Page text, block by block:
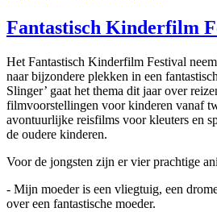
Fantastisch Kinderfilm
Het Fantastisch Kinderfilm Festival
naar bijzondere plekken in een
Slinger’ gaat het thema dit jaar over
filmvoorstellingen voor kinderen vanaf
avontuurlijke reisfilms voor kleuters en
de oudere kinderen.
Voor de jongsten zijn er vier prachtige
- Mijn moeder is een vliegtuig, een
over een fantastische moeder.